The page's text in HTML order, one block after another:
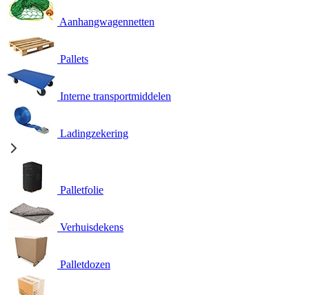
Aanhangwagennetten
Pallets
Interne transportmiddelen
Ladingzekering
Palletfolie
Verhuisdekens
Palletdozen